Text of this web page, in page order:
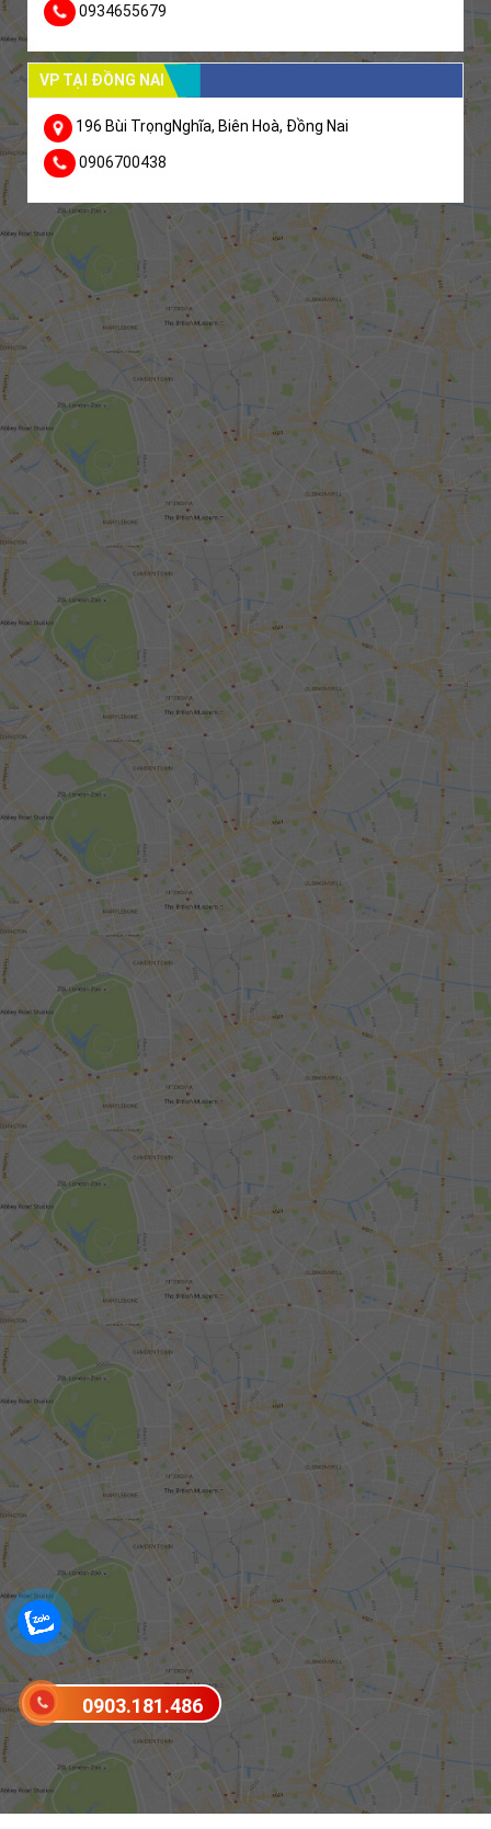
0934655679
VP TẠI ĐỒNG NAI
196 Bùi TrọngNghĩa, Biên Hoà, Đồng Nai
0906700438
0903.181.486